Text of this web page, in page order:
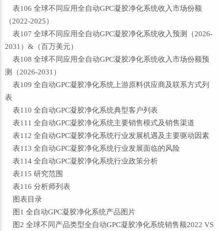
表106 全球不同应用全自动GPC凝胶净化系统收入市场份额
（2022-2025）
表107 全球不同应用全自动GPC凝胶净化系统收入预测（2026-
2031）&（百万美元）
表108 全球不同应用全自动GPC凝胶净化系统收入市场份额预
测（2026-2031）
表109 全自动GPC凝胶净化系统上游原料供应商及联系方式列
表
表110 全自动GPC凝胶净化系统典型客户列表
表111 全自动GPC凝胶净化系统主要销售模式及销售渠道
表112 全自动GPC凝胶净化系统行业发展机遇及主要驱动因素
表113 全自动GPC凝胶净化系统行业发展面临的风险
表114 全自动GPC凝胶净化系统行业政策分析
表115 研究范围
表116 分析师列表
图表目录
图1 全自动GPC凝胶净化系统产品图片
图2 全球不同产品类型全自动GPC凝胶净化系统销售额2022 VS